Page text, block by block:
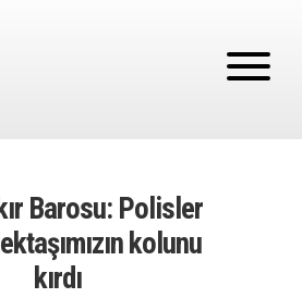
Barosu: Polisler
kolunu
kırdı